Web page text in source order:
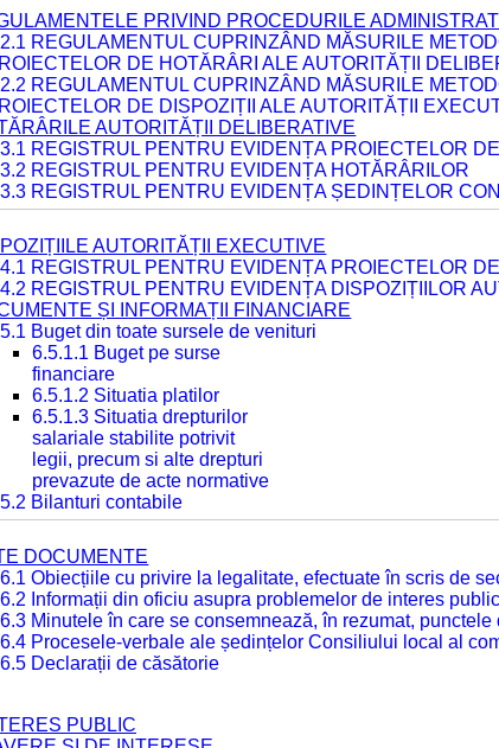
PRIVIND PROCEDURILE
REGULAMENTUL CUPRINZÂND MĂSURILE
DE HOTĂRÂRI ALE AUTORITĂȚII
REGULAMENTUL CUPRINZÂND MĂSURILE
DE DISPOZIȚII ALE AUTORITĂȚII
AUTORITĂȚII DELIBERATIVE
REGISTRUL PENTRU EVIDENȚA PROIECTELOR
REGISTRUL PENTRU EVIDENȚA HOTĂRÂRILOR
REGISTRUL PENTRU EVIDENȚA ȘEDINȚELOR
AUTORITĂȚII EXECUTIVE
REGISTRUL PENTRU EVIDENȚA PROIECTELOR
REGISTRUL PENTRU EVIDENȚA DISPOZIȚIILOR
ȘI INFORMAȚII FINANCIARE
Buget din toate sursele de venituri
6.5.1.1 Buget pe surse
financiare
6.5.1.2 Situatia platilor
6.5.1.3 Situatia drepturilor
salariale stabilite potrivit
legii, precum si alte drepturi
prevazute de acte normative
Bilanturi contabile
DOCUMENTE
Obiecțiile cu privire la legalitate, efectuate în scris de
Informații din oficiu asupra problemelor de interes
Minutele în care se consemnează, în rezumat,
Procesele-verbale ale ședințelor Consiliului local al
Declarații de căsătorie
PUBLIC